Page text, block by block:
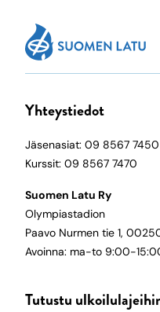
Yhteystiedot
Jäsenasiat: 09 8567 7450
Kurssit: 09 8567 7470
Suomen Latu Ry
Olympiastadion
Paavo Nurmen tie 1,
Avoinna: ma-to 9:00-
Tutustu